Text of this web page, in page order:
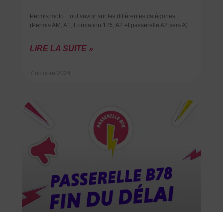
Permis moto : tout savoir sur les différentes catégories
(Permis AM, A1, Formation 125, A2 et passerelle A2 vers A)
LIRE LA SUITE »
7 octobre 2024